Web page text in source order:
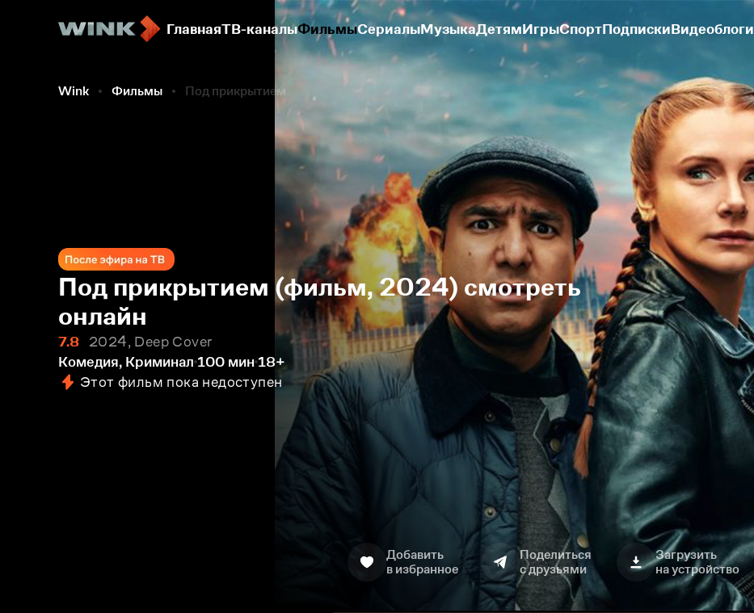
ГлавнаяТВ-каналыФильмыСериалыМузыкаДетямИгрыСпортПодпискиВидеоблоги
Wink Фильмы Под прикрытием
Под прикрытием (фильм, 2024) смотреть
онлайн
7.8
2024, Deep Cover
Комедия, Криминал 100 мин 18+
Этот фильм пока недоступен
Добавить
в избранное
Поделиться
с друзьями
Загрузить
на устройство